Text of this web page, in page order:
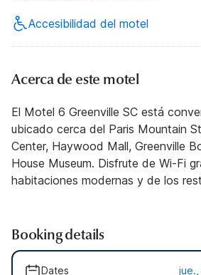
Accesibilidad del motel
Acerca de este motel
El Motel 6 Greenville SC está
ubicado cerca del Paris Mountain
Center, Haywood Mall, Greenville
House Museum. Disfrute de Wi-Fi
habitaciones modernas y de los
Booking details
Dates